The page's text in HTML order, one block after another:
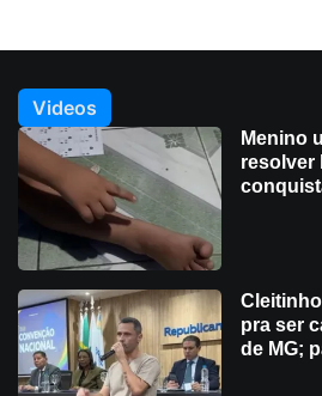
Videos
Menino
resolver
pra ser
de MG;